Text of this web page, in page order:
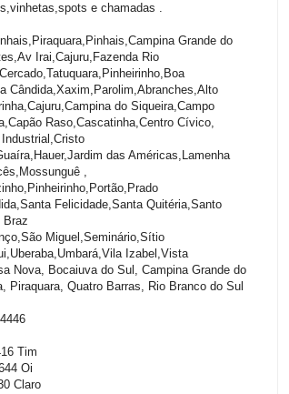
e chamadas .
Grande do
Irai,Cajuru,Fazenda Rio
Cândida,Xaxim,Parolim,Abranches,Alto
do Siqueira,Campo
Raso,Cascatinha,Centro Cívico,
das Américas,Lamenha
,
Felicidade,Santa Quitéria,Santo
Braz
Miguel,Seminário,Sítio
Izabel,Vista
Nova, Bocaiuva do Sul, Campina Grande do
Piraquara, Quatro Barras, Rio Branco do Sul
Tim
Oi
Claro